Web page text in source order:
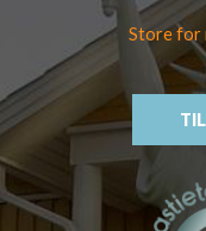
Store for